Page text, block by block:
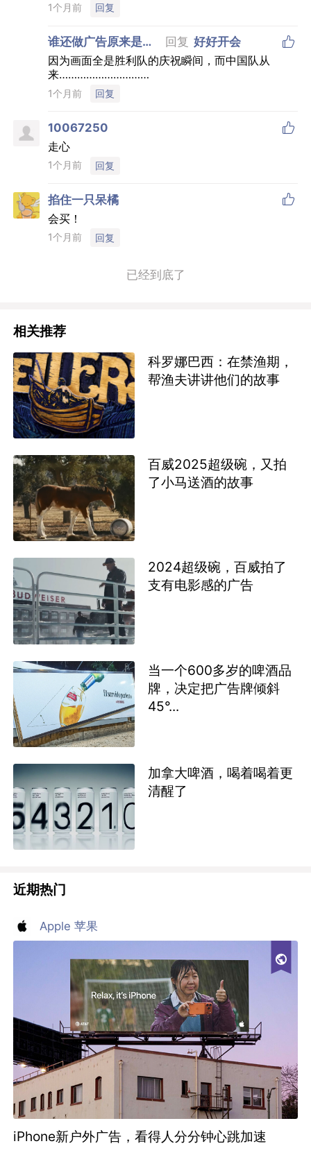
1个月前 回复
谁还做广告原来是我
啊
回复 好好开会 
因为画面全是胜利队的庆祝瞬间，而中国队从
来…………………………
1个月前 回复
10067250 
走心
1个月前 回复
掐住一只呆橘 
会买！
1个月前 回复
已经到底了
相关推荐
科罗娜巴西：在禁渔期，
帮渔夫讲讲他们的故事
百威2025超级碗，又拍
了小马送酒的故事
2024超级碗，百威拍了
支有电影感的广告
当一个600多岁的啤酒品
牌，决定把广告牌倾斜
45°...
加拿大啤酒，喝着喝着更
清醒了
近期热门
Apple 苹果
iPhone新户外广告，看得人分分钟心跳加速